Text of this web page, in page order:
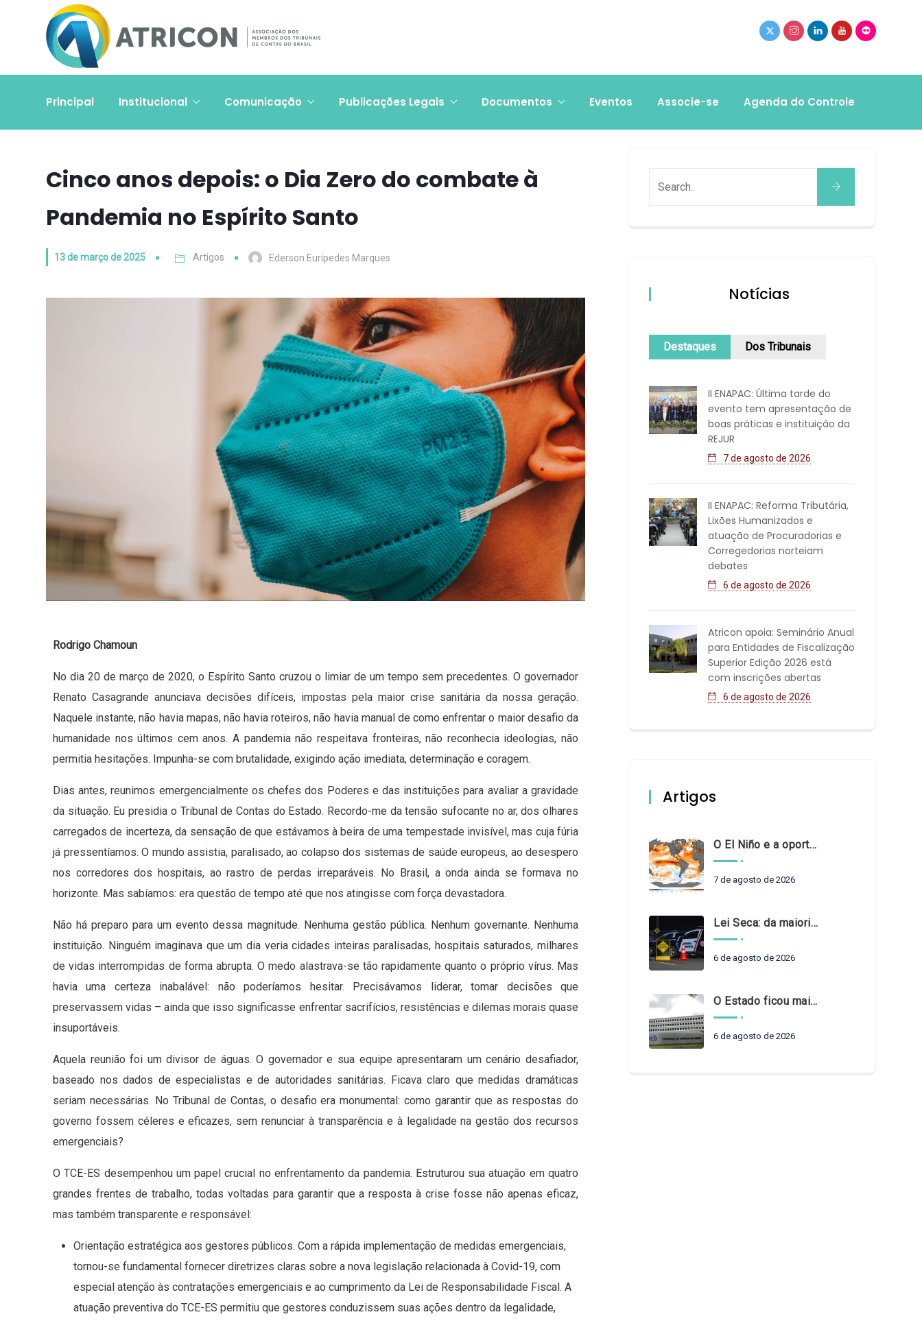
Principal Institucional Comunicação Publicações Legais Documentos Eventos Associe-se Agenda do Controle
Cinco anos depois: o Dia Zero do combate à
Pandemia no Espírito Santo
13 de março de 2025 Artigos Ederson Eurípedes Marques
Rodrigo Chamoun
No dia 20 de março de 2020, o Espírito Santo cruzou o limiar de um tempo sem precedentes. O governador
Renato Casagrande anunciava decisões difíceis, impostas pela maior crise sanitária da nossa geração.
Naquele instante, não havia mapas, não havia roteiros, não havia manual de como enfrentar o maior desafio da
humanidade nos últimos cem anos. A pandemia não respeitava fronteiras, não reconhecia ideologias, não
permitia hesitações. Impunha-se com brutalidade, exigindo ação imediata, determinação e coragem.
Dias antes, reunimos emergencialmente os chefes dos Poderes e das instituições para avaliar a gravidade
da situação. Eu presidia o Tribunal de Contas do Estado. Recordo-me da tensão sufocante no ar, dos olhares
carregados de incerteza, da sensação de que estávamos à beira de uma tempestade invisível, mas cuja fúria
já pressentíamos. O mundo assistia, paralisado, ao colapso dos sistemas de saúde europeus, ao desespero
nos corredores dos hospitais, ao rastro de perdas irreparáveis. No Brasil, a onda ainda se formava no
horizonte. Mas sabíamos: era questão de tempo até que nos atingisse com força devastadora.
Não há preparo para um evento dessa magnitude. Nenhuma gestão pública. Nenhum governante. Nenhuma
instituição. Ninguém imaginava que um dia veria cidades inteiras paralisadas, hospitais saturados, milhares
de vidas interrompidas de forma abrupta. O medo alastrava-se tão rapidamente quanto o próprio vírus. Mas
havia uma certeza inabalável: não poderíamos hesitar. Precisávamos liderar, tomar decisões que
preservassem vidas – ainda que isso significasse enfrentar sacrifícios, resistências e dilemas morais quase
insuportáveis.
Aquela reunião foi um divisor de águas. O governador e sua equipe apresentaram um cenário desafiador,
baseado nos dados de especialistas e de autoridades sanitárias. Ficava claro que medidas dramáticas
seriam necessárias. No Tribunal de Contas, o desafio era monumental: como garantir que as respostas do
governo fossem céleres e eficazes, sem renunciar à transparência e à legalidade na gestão dos recursos
emergenciais?
O TCE-ES desempenhou um papel crucial no enfrentamento da pandemia. Estruturou sua atuação em quatro
grandes frentes de trabalho, todas voltadas para garantir que a resposta à crise fosse não apenas eficaz,
mas também transparente e responsável:
Orientação estratégica aos gestores públicos. Com a rápida implementação de medidas emergenciais,
tornou-se fundamental fornecer diretrizes claras sobre a nova legislação relacionada à Covid-19, com
especial atenção às contratações emergenciais e ao cumprimento da Lei de Responsabilidade Fiscal. A
atuação preventiva do TCE-ES permitiu que gestores conduzissem suas ações dentro da legalidade,
Notícias
Destaques Dos Tribunais
II ENAPAC: Última tarde do
evento tem apresentação de
boas práticas e instituição da
REJUR
7 de agosto de 2026
II ENAPAC: Reforma Tributária,
Lixões Humanizados e
atuação de Procuradorias e
Corregedorias norteiam
debates
6 de agosto de 2026
Atricon apoia: Seminário Anual
para Entidades de Fiscalização
Superior Edição 2026 está
com inscrições abertas
6 de agosto de 2026
Artigos
O El Niño e a oportunidade de fortalecer o controle externo das políticas climáticas
7 de agosto de 2026
Lei Seca: da maioridade à maturidade
6 de agosto de 2026
O Estado ficou mais complexo. O controle precisa acompanhar
6 de agosto de 2026